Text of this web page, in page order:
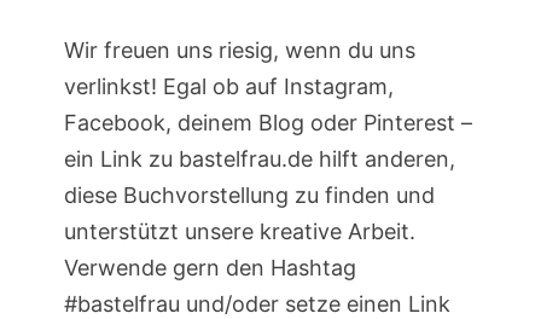
Wir freuen uns riesig, wenn du uns
verlinkst! Egal ob auf Instagram,
Facebook, deinem Blog oder Pinterest –
ein Link zu bastelfrau.de hilft anderen,
diese Buchvorstellung zu finden und
unterstützt unsere kreative Arbeit.
Verwende gern den Hashtag
#bastelfrau und/oder setze einen Link